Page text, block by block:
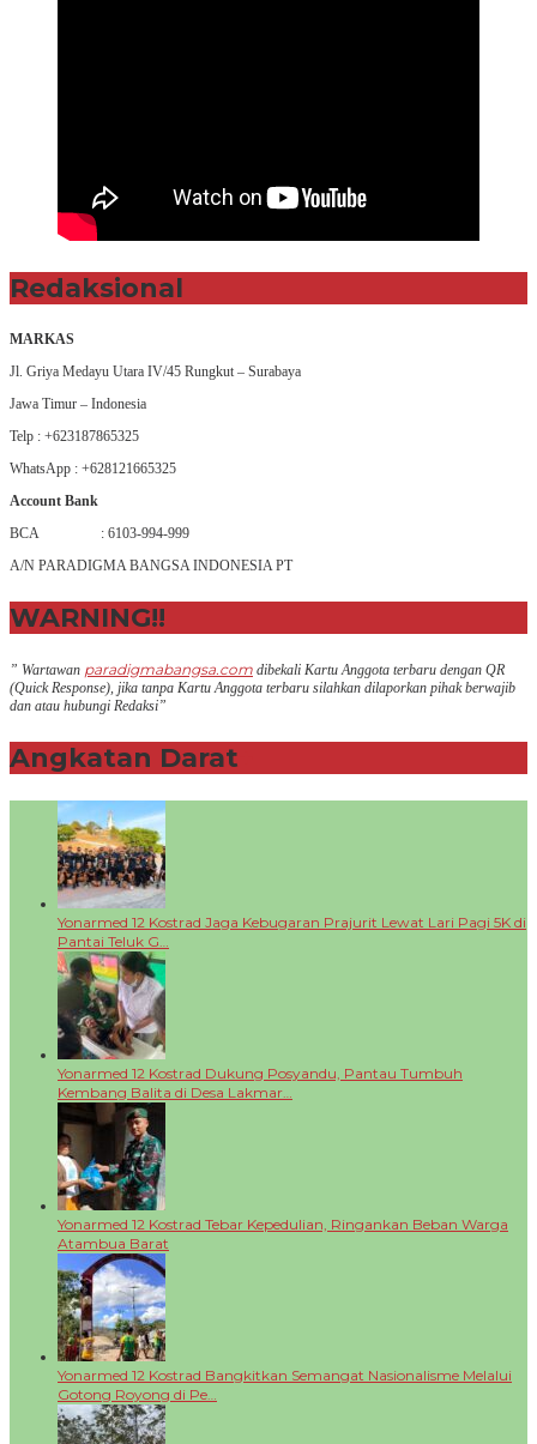
Redaksional
MARKAS
Jl. Griya Medayu Utara IV/45 Rungkut – Surabaya
Jawa Timur – Indonesia
Telp : +623187865325
WhatsApp : +628121665325
Account Bank
BCA : 6103-994-999
A/N PARADIGMA BANGSA INDONESIA PT
WARNING!!
” Wartawan paradigmabangsa.com dibekali Kartu Anggota terbaru dengan QR
(Quick Response), jika tanpa Kartu Anggota terbaru silahkan dilaporkan pihak berwajib
dan atau hubungi Redaksi”
Angkatan Darat
Yonarmed 12 Kostrad Jaga Kebugaran Prajurit Lewat Lari Pagi 5K di
Pantai Teluk G…
Yonarmed 12 Kostrad Dukung Posyandu, Pantau Tumbuh
Kembang Balita di Desa Lakmar…
Yonarmed 12 Kostrad Tebar Kepedulian, Ringankan Beban Warga
Atambua Barat
Yonarmed 12 Kostrad Bangkitkan Semangat Nasionalisme Melalui
Gotong Royong di Pe…